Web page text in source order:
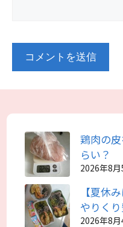
鶏肉の
らい？
2026年8月
【夏休
やりく
2026年8月